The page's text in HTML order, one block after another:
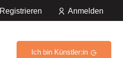
Registrieren Anmelden
Ich bin Künstler:in